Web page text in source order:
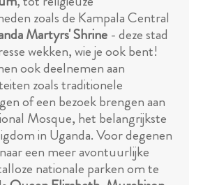
zoals de Kampala Central
Martyrs' Shrine - deze stad
wekken, wie je ook bent!
ook deelnemen aan
zoals traditionele
of een bezoek brengen aan
Mosque, het belangrijkste
in Uganda. Voor degenen
een meer avontuurlijke
nationale parken om te